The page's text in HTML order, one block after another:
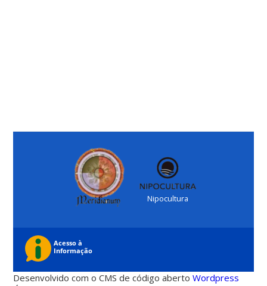
Nipocultura
Desenvolvido com o CMS de código abertoWordpress